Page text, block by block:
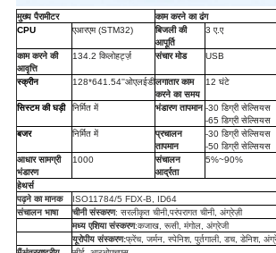
मुख्य पैरामीटर काम करने का ढंग
CPU
एआरएम (STM32)
बिजली की
आपूर्ति
3 ए.ए
काम करने की
आवृत्ति
134.2 किलोहर्ट्ज़ संचार मोड USB
स्क्रीन 128*641.54''ओएलईडीलगातार काम
करने का समय
12 घंटे
सिस्टम की घड़ी निर्मित में भंडारण तापमान -30 डिग्री सेल्सियस
-65 डिग्री सेल्सियस
बजर निर्मित में
प्रचालन
तापमान
-30 डिग्री सेल्सियस
-50 डिग्री सेल्सियस
आधार सामग्री
भंडारण
1000
संचालन
आर्द्रता
5%~90%
हेथर्स
पढ़ने का मानक
ISO11784/5 FDX-B, ID64
संचालन भाषा
चीनी संस्करण: सरलीकृत चीनी,परंपरागत चीनी, अंग्रेज़ी
मध्य एशिया संस्करण:कजाख, रूसी, मंगोल, अंग्रेजी
यूरोपीय संस्करण:फ्रेंच, जर्मन, स्पेनिश, पुर्तगाली, डच, डेनिश,